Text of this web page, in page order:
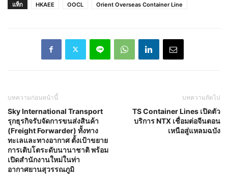
แท็ก HKAEE OOCL Orient Overseas Container Line
บทความก่อนหน้านี้
Sky International Transport
รุกธุรกิจรับจัดการขนส่งสินค้า
(Freight Forwarder) ทั้งทาง
ทะเลและทางอากาศ ตั้งเป้าขยาย
การเติบโตระดับนานาชาติ พร้อม
เปิดสำนักงานใหม่ในท่า
อากาศยานสุวรรณภูมิ
บทความถัดไป
TS Container Lines เปิดตัว
บริการ NTX เชื่อมต่อจีนตอน
เหนือสู่แหลมฉบัง